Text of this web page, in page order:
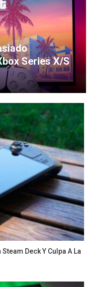
Series X/S
Deck Y Culpa A La